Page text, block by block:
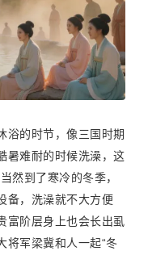
浴的时节，像三国时期
暑难耐的时候洗澡，这
然到了寒冷的冬季，
备，洗澡就不大方便
富阶层身上也会长出虱
将军梁冀和人一起“冬